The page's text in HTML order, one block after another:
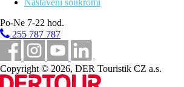
Lehátka na pláži za poplatek
Slunečníky na pláži za poplatek
Plážová dovolená
Fotogalerie
Po-Ne 7-22 hod.
255 787 787
Copyright © 2026, DER Touristik CZ a.s.